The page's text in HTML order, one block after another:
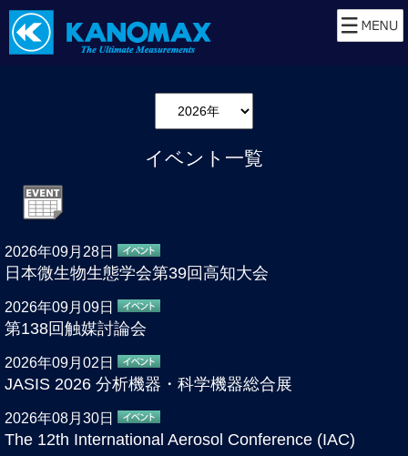
イベント一覧
2026年09月28日
日本微生物生態学会第39回高知大会
2026年09月09日
第138回触媒討論会
2026年09月02日
JASIS 2026 分析機器・科学機器総合展
2026年08月30日
The 12th International Aerosol Conference (IAC)